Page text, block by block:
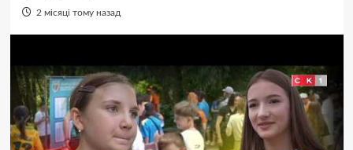
2 місяці тому назад